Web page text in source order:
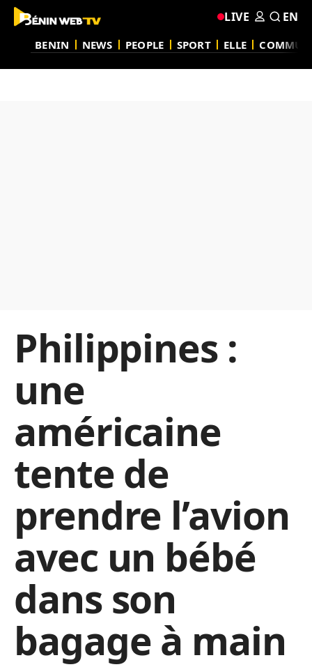
BENIN NEWS PEOPLE SPORT ELLE
LIVE EN
Philippines :
une
américaine
tente de
prendre l’avion
avec un bébé
dans son
bagage à main